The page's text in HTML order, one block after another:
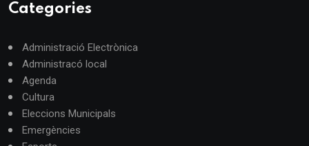
Categories
Administració Electrònica
Administracó local
Agenda
Cultura
Eleccions Municipals
Emergències